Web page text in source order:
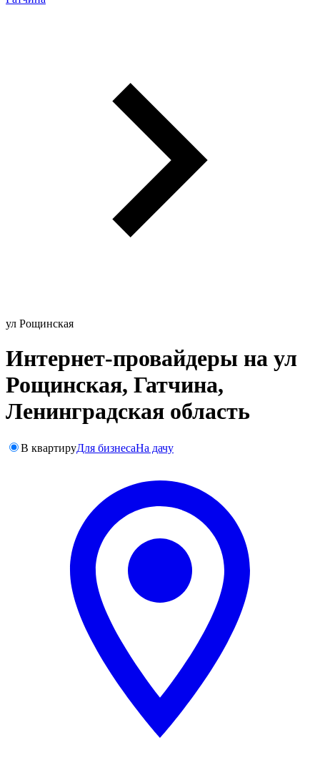
ул Рощинская
Интернет-провайдеры на ул
Рощинская, Гатчина,
Ленинградская область
В квартируДля бизнесаНа дачу